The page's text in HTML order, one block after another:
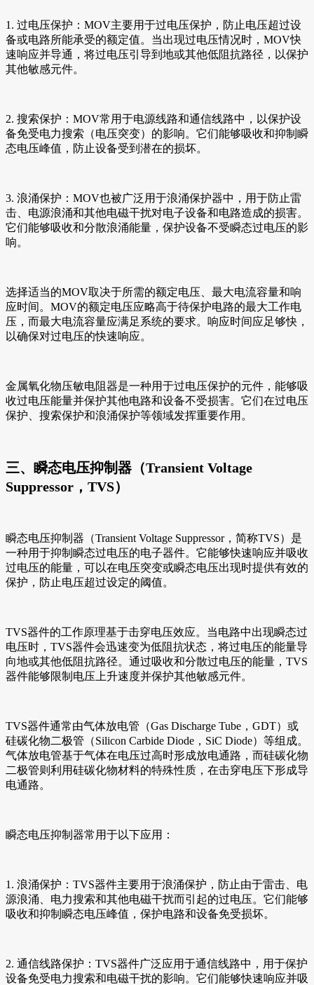
1. 过电压保护：MOV主要用于过电压保护，防止电压超过设
备或电路所能承受的额定值。当出现过电压情况时，MOV快
速响应并导通，将过电压引导到地或其他低阻抗路径，以保护
其他敏感元件。
2. 搜索保护：MOV常用于电源线路和通信线路中，以保护设
备免受电力搜索（电压突变）的影响。它们能够吸收和抑制瞬
态电压峰值，防止设备受到潜在的损坏。
3. 浪涌保护：MOV也被广泛用于浪涌保护器中，用于防止雷
击、电源浪涌和其他电磁干扰对电子设备和电路造成的损害。
它们能够吸收和分散浪涌能量，保护设备不受瞬态过电压的影
响。
选择适当的MOV取决于所需的额定电压、最大电流容量和响
应时间。MOV的额定电压应略高于待保护电路的最大工作电
压，而最大电流容量应满足系统的要求。响应时间应足够快，
以确保对过电压的快速响应。
金属氧化物压敏电阻器是一种用于过电压保护的元件，能够吸
收过电压能量并保护其他电路和设备不受损害。它们在过电压
保护、搜索保护和浪涌保护等领域发挥重要作用。
三、瞬态电压抑制器（Transient Voltage
Suppressor，TVS）
瞬态电压抑制器（Transient Voltage Suppressor，简称TVS）是
一种用于抑制瞬态过电压的电子器件。它能够快速响应并吸收
过电压的能量，可以在电压突变或瞬态电压出现时提供有效的
保护，防止电压超过设定的阈值。
TVS器件的工作原理基于击穿电压效应。当电路中出现瞬态过
电压时，TVS器件会迅速变为低阻抗状态，将过电压的能量导
向地或其他低阻抗路径。通过吸收和分散过电压的能量，TVS
器件能够限制电压上升速度并保护其他敏感元件。
TVS器件通常由气体放电管（Gas Discharge Tube，GDT）或
硅碳化物二极管（Silicon Carbide Diode，SiC Diode）等组成。
气体放电管基于气体在电压过高时形成放电通路，而硅碳化物
二极管则利用硅碳化物材料的特殊性质，在击穿电压下形成导
电通路。
瞬态电压抑制器常用于以下应用：
1. 浪涌保护：TVS器件主要用于浪涌保护，防止由于雷击、电
源浪涌、电力搜索和其他电磁干扰而引起的过电压。它们能够
吸收和抑制瞬态电压峰值，保护电路和设备免受损坏。
2. 通信线路保护：TVS器件广泛应用于通信线路中，用于保护
设备免受电力搜索和电磁干扰的影响。它们能够快速响应并吸